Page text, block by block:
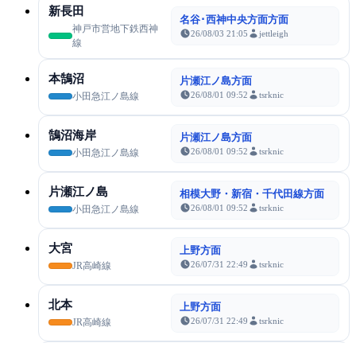
新長田
神戸市営地下鉄西神
線
名谷･西神中央方面方面
26/08/03 21:05 jettleigh
本鵠沼
小田急江ノ島線
片瀬江ノ島方面
26/08/01 09:52 tsrknic
鵠沼海岸
小田急江ノ島線
片瀬江ノ島方面
26/08/01 09:52 tsrknic
片瀬江ノ島
小田急江ノ島線
相模大野・新宿・千代田線方面
26/08/01 09:52 tsrknic
大宮
JR高崎線
上野方面
26/07/31 22:49 tsrknic
北本
JR高崎線
上野方面
26/07/31 22:49 tsrknic